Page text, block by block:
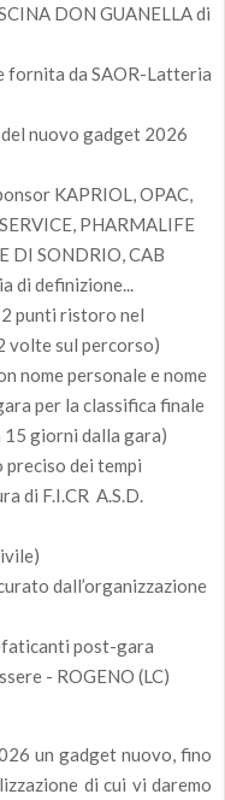
DON GUANELLA di
fornita da SAOR-Latteria
nuovo gadget 2026
KAPRIOL, OPAC,
PHARMALIFE
DI SONDRIO, CAB
di definizione...
punti ristoro nel
volte sul percorso)
nome personale e nome
per la classifica finale
15 giorni dalla gara)
dei tempi
di F.I.CR A.S.D.
dall’organizzazione
post-gara
- ROGENO (LC)
un gadget nuovo, fino
di cui vi daremo